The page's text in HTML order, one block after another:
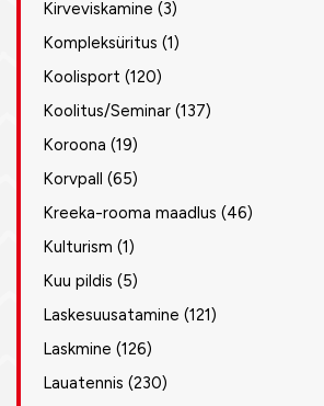
Kirveviskamine (3)
Kompleksüritus (1)
Koolisport (120)
Koolitus/Seminar (137)
Koroona (19)
Korvpall (65)
Kreeka-rooma maadlus (46)
Kulturism (1)
Kuu pildis (5)
Laskesuusatamine (121)
Laskmine (126)
Lauatennis (230)